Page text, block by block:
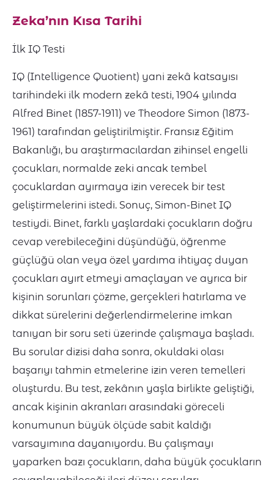
Zeka’nın Kısa Tarihi
İlk IQ Testi
IQ (Intelligence Quotient) yani zekâ katsayısı
tarihindeki ilk modern zekâ testi, 1904 yılında
Alfred Binet (1857-1911) ve Theodore Simon (1873-
1961) tarafından geliştirilmiştir. Fransız Eğitim
Bakanlığı, bu araştırmacılardan zihinsel engelli
çocukları, normalde zeki ancak tembel
çocuklardan ayırmaya izin verecek bir test
geliştirmelerini istedi. Sonuç, Simon-Binet IQ
testiydi. Binet, farklı yaşlardaki çocukların doğru
cevap verebileceğini düşündüğü, öğrenme
güçlüğü olan veya özel yardıma ihtiyaç duyan
çocukları ayırt etmeyi amaçlayan ve ayrıca bir
kişinin sorunları çözme, gerçekleri hatırlama ve
dikkat sürelerini değerlendirmelerine imkan
tanıyan bir soru seti üzerinde çalışmaya başladı.
Bu sorular dizisi daha sonra, okuldaki olası
başarıyı tahmin etmelerine izin veren temelleri
oluşturdu. Bu test, zekânın yaşla birlikte geliştiği,
ancak kişinin akranları arasındaki göreceli
konumunun büyük ölçüde sabit kaldığı
varsayımına dayanıyordu. Bu çalışmayı
yaparken bazı çocukların, daha büyük çocukların